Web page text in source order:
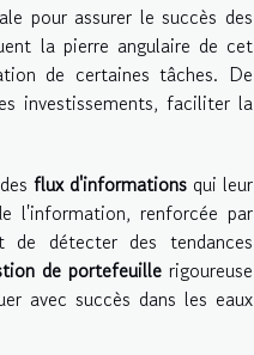
pour assurer le succès des
la pierre angulaire de cet
de certaines tâches. De
investissements, faciliter la
flux d'informations qui leur
l'information, renforcée par
détecter des tendances
de portefeuillerigoureuse
avec succès dans les eaux